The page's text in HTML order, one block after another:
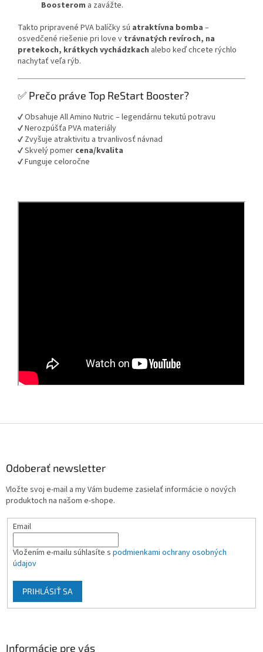
Boosterom a zavážte.
Takto pripravené PVA balíčky sú atraktívna bomba –
osvedčené riešenie pri love v trávnatých revíroch, na
pretekoch, krátkych vychádzkach alebo keď chcete rýchlo
nachytať veľa rýb.
✅ Prečo práve Top ReStart Booster?
✔️ Obsahuje All Amino Nutric – legendárnu tekutú potravu
✔️ Nerozpúšťa PVA materiály
✔️ Zvyšuje atraktivitu a trvanlivosť návnad
✔️ Skvelý pomer cena/kvalita
✔️ Funguje celoročne
Odoberať newsletter
Vložte svoj e-mail a my Vám budeme zasielať informácie o nových
produktoch na našom e-shope.
Email
Vložením e-mailu súhlasíte s podmienkami ochrany osobných
údajov
PRIHLÁSIŤ SA
Informácie pre vás